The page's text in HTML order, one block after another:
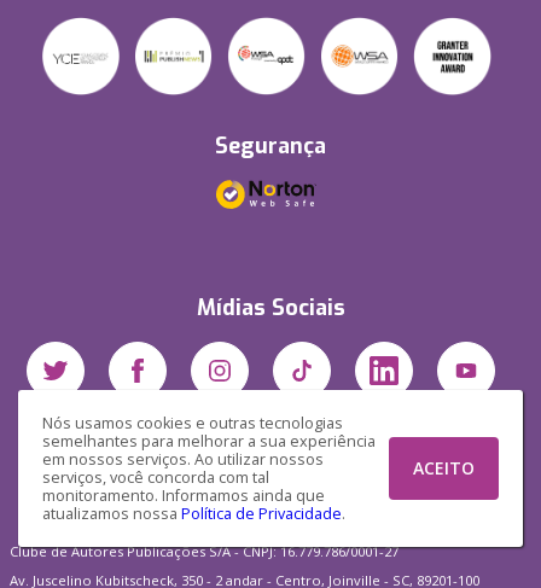
Nós usamos cookies e outras tecnologias
semelhantes para melhorar a sua experiência
em nossos serviços. Ao utilizar nossos
serviços, você concorda com tal
monitoramento. Informamos ainda que
atualizamos nossa Política de Privacidade.
ACEITO
Segurança
Mídias Sociais
Clube de Autores Publicações S/A - CNPJ: 16.779.786/0001-27
Av. Juscelino Kubitscheck, 350 - 2 andar - Centro, Joinville - SC, 89201-100